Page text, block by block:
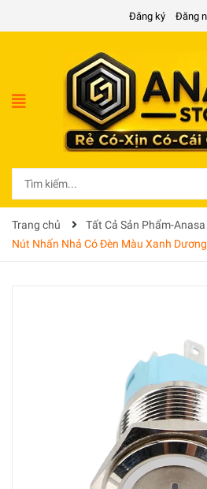
Đăng ký Đăng
Trang chủ
Tất Cả Sản Phẩm-Anasa
Nút Nhấn Nhả Có Đèn Màu Xanh